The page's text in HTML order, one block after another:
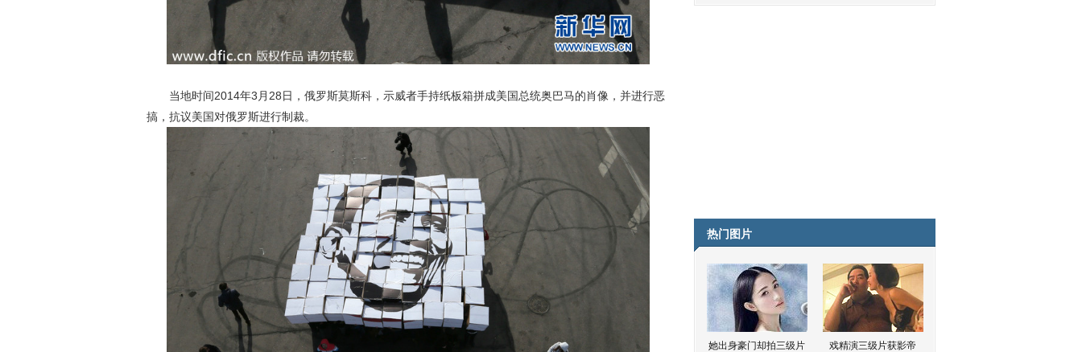
当地时间2014年3月28日，俄罗斯莫斯科，示威者手持纸板箱拼成美国总统奥巴马的肖像，并进行恶
搞，抗议美国对俄罗斯进行制裁。
热门图片
她出身豪门却拍三级片 戏精演三级片获影帝